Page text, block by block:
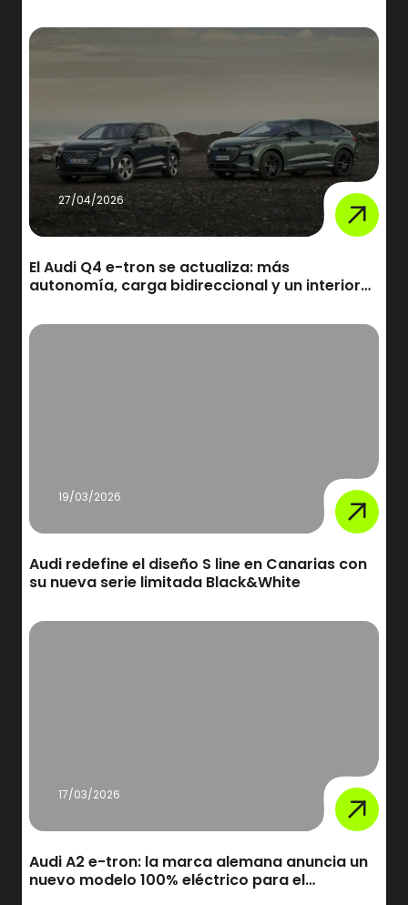
27/04/2026
El Audi Q4 e-tron se actualiza: más
autonomía, carga bidireccional y un interior
19/03/2026
Audi redefine el diseño S line en Canarias con
su nueva serie limitada Black&White
17/03/2026
Audi A2 e-tron: la marca alemana anuncia un
nuevo modelo 100% eléctrico para el